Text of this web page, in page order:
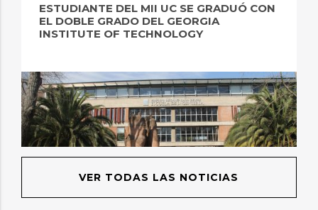
ESTUDIANTE DEL MII UC SE GRADUÓ CON
EL DOBLE GRADO DEL GEORGIA
INSTITUTE OF TECHNOLOGY
VER TODAS LAS NOTICIAS